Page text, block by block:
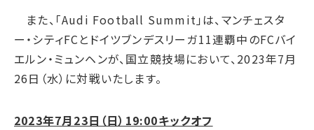
また、「Audi Football Summit」は、マンチェスタ
ー・シティFCとドイツブンデスリーガ11連覇中のFCバイ
エルン・ミュンヘンが、国立競技場において、2023年7月
26日（水）に対戦いたします。
2023年7月23日（日）19:00キックオフ